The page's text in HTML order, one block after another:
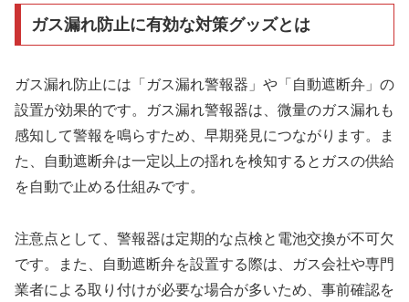
ガス漏れ防止に有効な対策グッズとは
ガス漏れ防止には「ガス漏れ警報器」や「自動遮断弁」の
設置が効果的です。ガス漏れ警報器は、微量のガス漏れも
感知して警報を鳴らすため、早期発見につながります。ま
た、自動遮断弁は一定以上の揺れを検知するとガスの供給
を自動で止める仕組みです。
注意点として、警報器は定期的な点検と電池交換が不可欠
です。また、自動遮断弁を設置する際は、ガス会社や専門
業者による取り付けが必要な場合が多いため、事前確認を